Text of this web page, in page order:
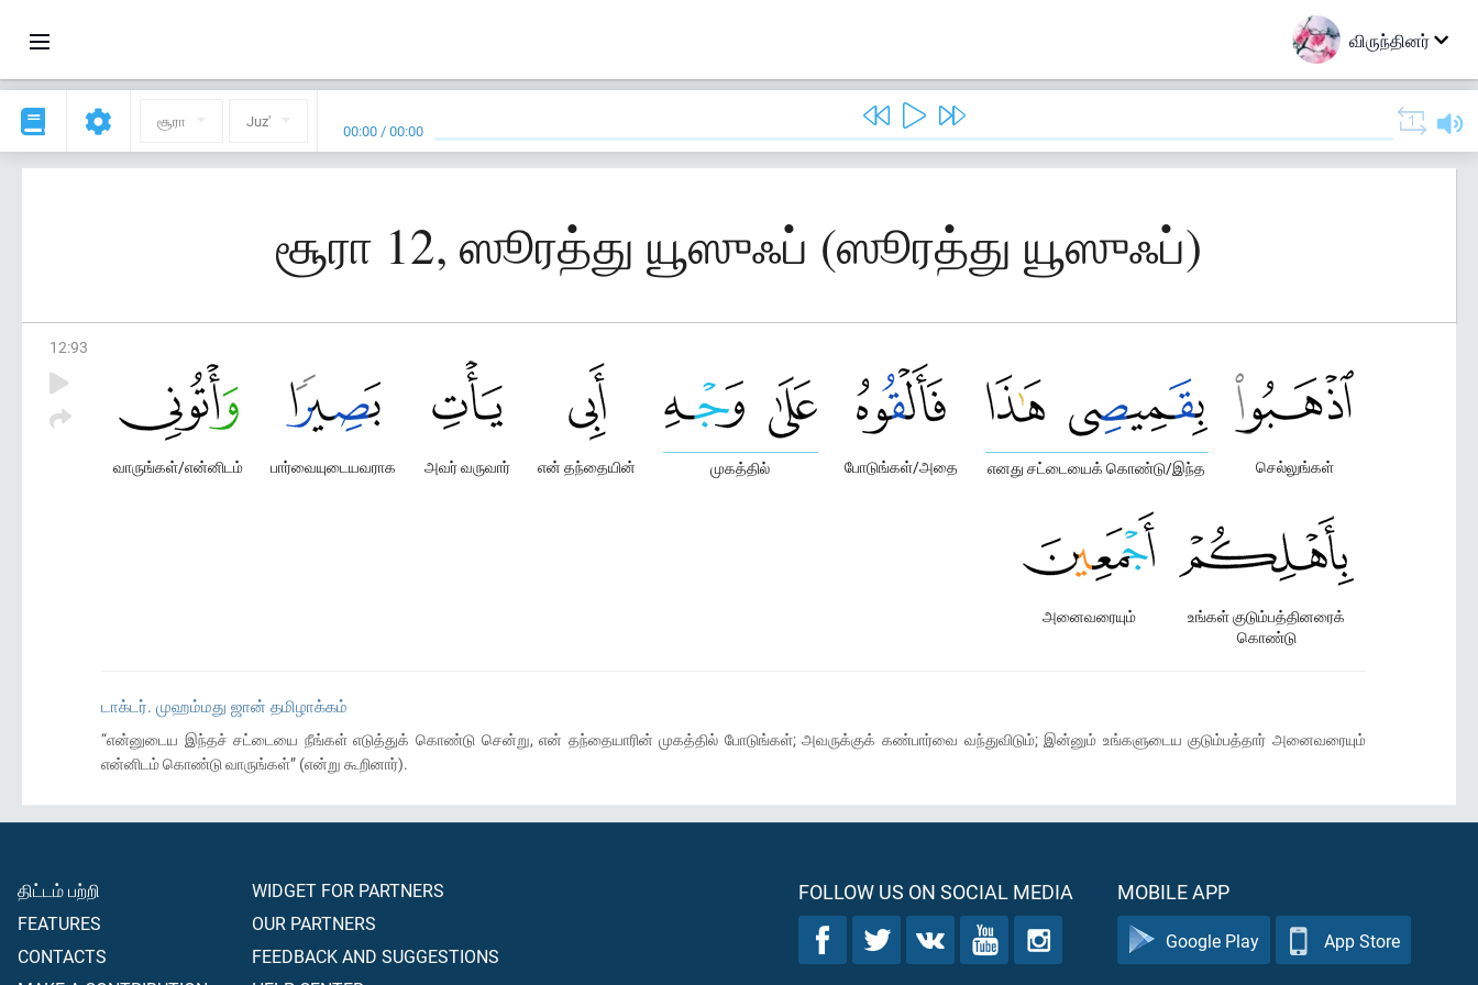
விருந்தினர்
சூரா Juz' 00:00 /00:00
சூரா 12, ஸூரத்து யூஸுஃப் (ஸூரத்து யூஸுஃப்)
12:93
செல்லுங்கள்
எனது சட்டையைக் கொண்டு/இந்த
போடுங்கள்/அதை
முகத்தில்
என் தந்தையின்
அவர் வருவார்
பார்வையுடையவராக
வாருங்கள்/என்னிடம்
உங்கள் குடும்பத்தினரைக்
கொண்டு
அனைவரையும்
டாக்டர். முஹம்மது ஜான் தமிழாக்கம்
“என்னுடைய இந்தச் சட்டையை நீங்கள் எடுத்துக் கொண்டு சென்று, என் தந்தையாரின் முகத்தில் போடுங்கள்; அவருக்குக் கண்பார்வை வந்துவிடும்; இன்னும் உங்களுடைய குடும்பத்தார் அனைவரையும்
என்னிடம் கொண்டு வாருங்கள்” (என்று கூறினார்).
திட்டம் பற்றி
FEATURES
CONTACTS
WIDGET FOR PARTNERS
OUR PARTNERS
FEEDBACK AND SUGGESTIONS
FOLLOW US ON SOCIAL MEDIA MOBILE APP
Google Play App Store